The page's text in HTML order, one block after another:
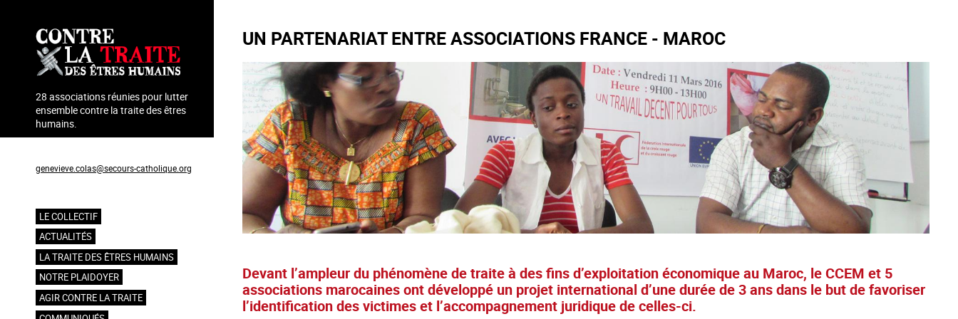
contenu
principal
28 associations réunies pour lutter
ensemble contre la traite des êtres
humains.
genevieve.colas@secours-catholique.org
Navigation
principale
LE COLLECTIF
ACTUALITÉS
LA TRAITE DES ÊTRES HUMAINS
NOTRE PLAIDOYER
AGIR CONTRE LA TRAITE
UN PARTENARIAT ENTRE ASSOCIATIONS FRANCE - MAROC
Devant l’ampleur du phénomène de traite à des fins d’exploitation économique au Maroc, le CCEM et 5
associations marocaines ont développé un projet international d’une durée de 3 ans dans le but de favoriser
l’identification des victimes et l’accompagnement juridique de celles-ci.